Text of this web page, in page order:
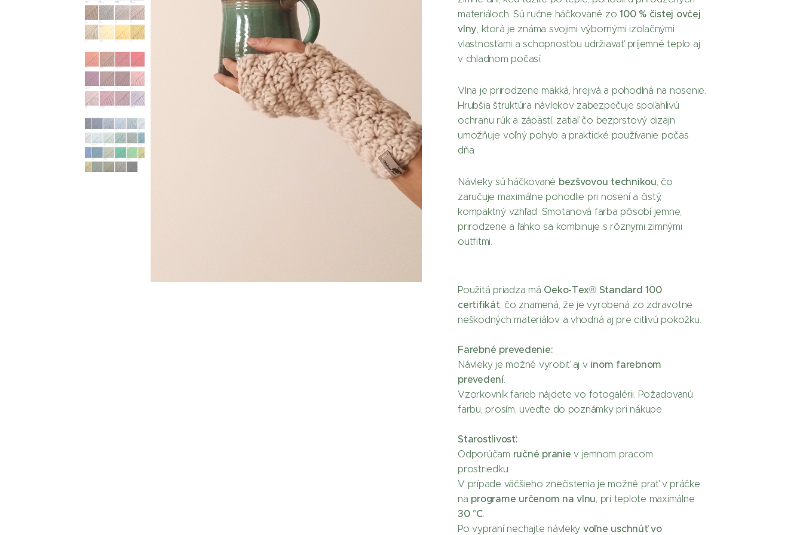
materiáloch. Sú ručne háčkované zo100 % čistej ovčej
vlny, ktorá je známa svojimi výbornými izolačnými
vlastnosťami a schopnosťou udržiavať príjemné teplo aj
v chladnom počasí.
Vlna je prirodzene mäkká, hrejivá a pohodlná na nosenie.
Hrubšia štruktúra návlekov zabezpečuje spoľahlivú
ochranu rúk a zápästí, zatiaľ čo bezprstový dizajn
umožňuje voľný pohyb a praktické používanie počas
dňa.
Návleky sú háčkované bezšvovou technikou, čo
zaručuje maximálne pohodlie pri nosení a čistý,
kompaktný vzhľad. Smotanová farba pôsobí jemne,
prirodzene a ľahko sa kombinuje s rôznymi zimnými
outfitmi.
Použitá priadza má Oeko-Tex® Standard 100
certifikát, čo znamená, že je vyrobená zo zdravotne
neškodných materiálov a vhodná aj pre citlivú pokožku.
Farebné prevedenie:
Návleky je možné vyrobiť aj v inom farebnom
prevedení.
Vzorkovník farieb nájdete vo fotogalérii. Požadovanú
farbu, prosím, uveďte do poznámky pri nákupe.
Starostlivosť:
Odporúčam ručné pranie v jemnom pracom
prostriedku.
V prípade väčšieho znečistenia je možné prať v práčke
na programe určenom na vlnu, pri teplote maximálne
30 °C.
Po vypraní nechajte návleky voľne uschnúť vo